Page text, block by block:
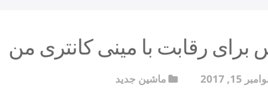
برای رقابت با مینی کانتری من
15, 2017 ماشین جدید